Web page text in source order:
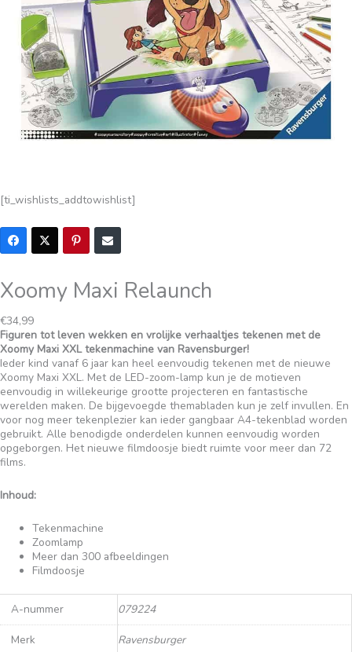
[ti_wishlists_addtowishlist]
Xoomy Maxi Relaunch
€34,99
Figuren tot leven wekken en vrolijke verhaaltjes tekenen met de
Xoomy Maxi XXL tekenmachine van Ravensburger!
Ieder kind vanaf 6 jaar kan heel eenvoudig tekenen met de nieuwe
Xoomy Maxi XXL. Met de LED-zoom-lamp kun je de motieven
eenvoudig in willekeurige grootte projecteren en fantastische
werelden maken. De bijgevoegde themabladen kun je zelf invullen. En
voor nog meer tekenplezier kan ieder gangbaar A4-tekenblad worden
gebruikt. Alle benodigde onderdelen kunnen eenvoudig worden
opgeborgen. Het nieuwe filmdoosje biedt ruimte voor meer dan 72
films.
Inhoud:
Tekenmachine
Zoomlamp
Meer dan 300 afbeeldingen
Filmdoosje
A-nummer 079224
Merk Ravensburger